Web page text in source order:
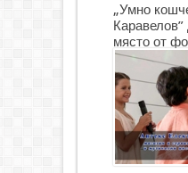
„Умно
място от
роботика